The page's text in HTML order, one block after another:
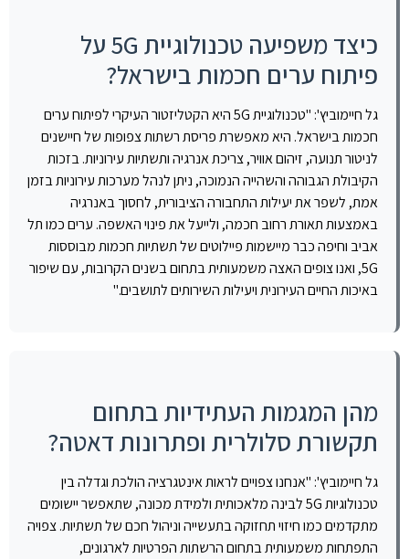
כיצד משפיעה טכנולוגיית 5G על
פיתוח ערים חכמות בישראל?
גל חיימוביץ': "טכנולוגיית 5G היא הקטליזטור העיקרי לפיתוח ערים
חכמות בישראל. היא מאפשרת פריסת רשתות צפופות של חיישנים
לניטור תנועה, זיהום אוויר, צריכת אנרגיה ותשתיות עירוניות. בזכות
הקיבולת הגבוהה והשהייה הנמוכה, ניתן לנהל מערכות עירוניות בזמן
אמת, לשפר את יעילות התחבורה הציבורית, לחסוך באנרגיה
באמצעות תאורת רחוב חכמה, ולייעל את פינוי האשפה. ערים כמו תל
אביב וחיפה כבר מיישמות פיילוטים של תשתיות חכמות מבוססות
5G, ואנו צופים האצה משמעותית בתחום בשנים הקרובות, עם שיפור
באיכות החיים העירונית ויעילות השירותים לתושבים."
מהן המגמות העתידיות בתחום
תקשורת סלולרית ופתרונות דאטה?
גל חיימוביץ': "אנחנו צפויים לראות אינטגרציה הולכת וגדלה בין
טכנולוגיות 5G לבינה מלאכותית ולמידת מכונה, שתאפשר יישומים
מתקדמים כמו חיזוי תחזוקה בתעשייה וניהול חכם של תשתיות. צפויה
התפתחות משמעותית בתחום הרשתות הפרטיות לארגונים,